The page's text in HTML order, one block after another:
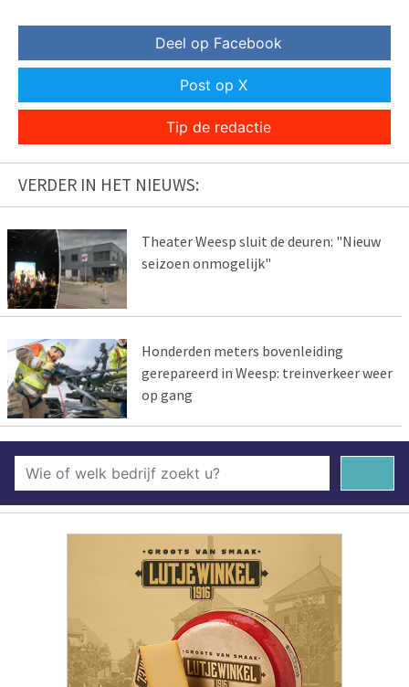
Deel op Facebook
Post op X
Tip de redactie
VERDER IN HET NIEUWS:
Theater Weesp sluit de deuren: "Nieuw
seizoen onmogelijk"
Honderden meters bovenleiding
gerepareerd in Weesp: treinverkeer weer
op gang